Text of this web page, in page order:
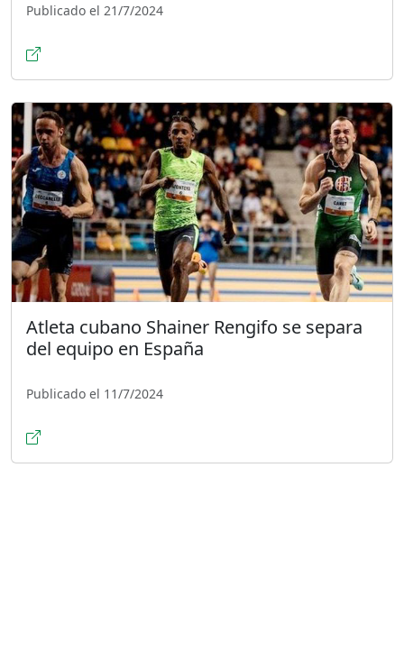
Publicado el 21/7/2024
Atleta cubano Shainer Rengifo se separa
del equipo en España
Publicado el 11/7/2024